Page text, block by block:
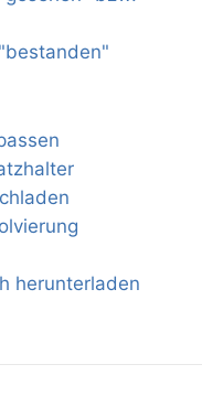
herunterladen